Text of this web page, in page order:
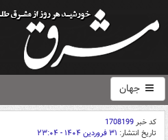
جهان
کد خبر1708199
تاریخ انتشار: ۳۱ فروردین ۱۴۰۴ - ۲۳:۰۴